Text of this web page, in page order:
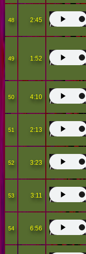
48 2:45
49 1:52
50 4:10
51 2:13
52 3:23
53 3:11
54 6:56